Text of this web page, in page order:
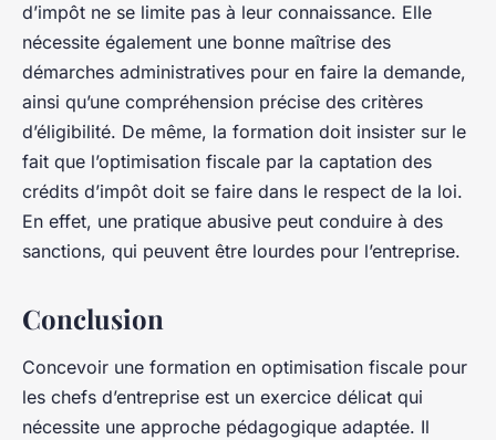
d’impôt ne se limite pas à leur connaissance. Elle
nécessite également une bonne maîtrise des
démarches administratives pour en faire la demande,
ainsi qu’une compréhension précise des critères
d’éligibilité. De même, la formation doit insister sur le
fait que l’optimisation fiscale par la captation des
crédits d’impôt doit se faire dans le respect de la loi.
En effet, une pratique abusive peut conduire à des
sanctions, qui peuvent être lourdes pour l’entreprise.
Conclusion
Concevoir une formation en optimisation fiscale pour
les chefs d’entreprise est un exercice délicat qui
nécessite une approche pédagogique adaptée. Il